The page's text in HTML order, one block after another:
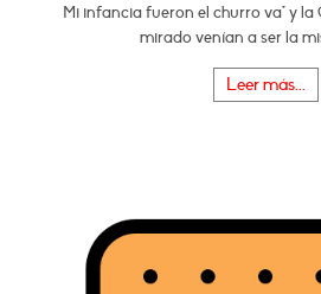
Mi infancia fueron el churro va* y la
mirado venían a ser la
Leer más...